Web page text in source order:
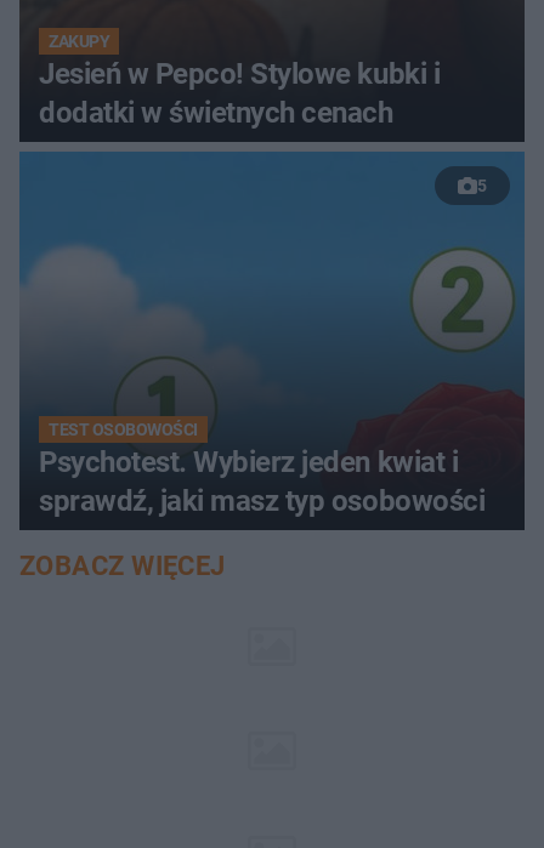
ZAKUPY
Jesień w Pepco! Stylowe kubki i
dodatki w świetnych cenach
5
TEST OSOBOWOŚCI
Psychotest. Wybierz jeden kwiat i
sprawdź, jaki masz typ osobowości
ZOBACZ WIĘCEJ